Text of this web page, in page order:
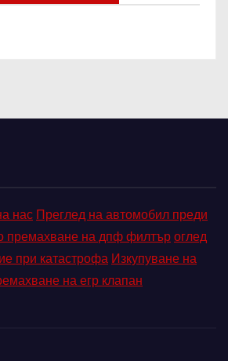
нас Преглед на автомобил преди
премахване на дпф филтъроглед
при катастрофа Изкупуване на
на егр клапан